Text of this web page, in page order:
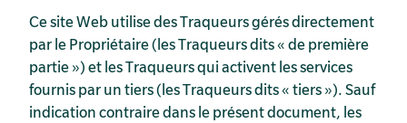
Ce site Web utilise des Traqueurs gérés directement
par le Propriétaire (les Traqueurs dits « de première
partie ») et les Traqueurs qui activent les services
fournis par un tiers (les Traqueurs dits « tiers »). Sauf
indication contraire dans le présent document, les